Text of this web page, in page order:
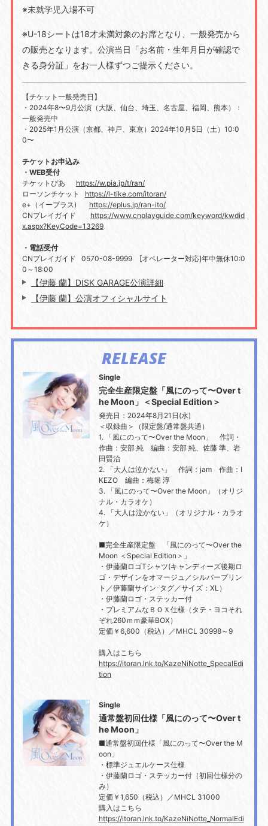
※未就学児入場不可
※U-18シートは18才未満対象のお席となり、一般発売から
の販売となります。公演当日「お名前・生年月日が確認で
きる身分証」をお一人様ずつご提示ください。
【チケット一般発売日】
・ 2024年8〜9月公演（大阪、仙台、埼玉、名古屋、福岡、熊本）：
一般発売中
・ 2025年1 月公演（京都、神戸、東京） 2024年10 月 5日（土） 10:0
0〜
チケットお申込み
・ WEB受付
チケットぴあ
https://w.pia.jp/t/ran/
ローソンチケット
https://l-tike.com/itoran/
e+（イープラス)
https://eplus.jp/ran-ito/
CNプレイガイド https://www.cnplayguide.com/keyword/kwdid
x.aspx?KeyCode=13269
・電話受付
CNプレイガイド
0570-08-9999 [オペレーター対応]年中無休10:0
0 ～18:00
【伊藤 蘭】DISK GARAGE公演詳細
【伊藤 蘭】公演オフィシャルサイト
RELEASE
Single
完全生産限定盤「風にのって〜Over t
he Moon」＜Special Edition＞
発売日：2024年8月21日(水)
＜収録曲＞（限定盤/通常盤共通）
1. 「風にのって〜Over the Moon」 作詞・
作曲：安部 純 編曲：安部 純、佐藤 準、岩
田賢治
2. 「大人は泣かない」 作詞：jam 作曲：I
KEZO 編曲：梅堀 淳
3. 「風にのって〜Over the Moon」（オリジ
ナル・カラオケ）
4. 「大人は泣かない」（オリジナル・カラオ
ケ）
■完全生産限定盤 「風にのって〜Over the
Moon ＜Special Edition＞」
・伊藤蘭ロゴTシャツ(キャンディーズ後期ロ
ゴ・デザインをオマージュ／シルバープリン
ト／伊藤蘭サイン･タグ／サイズ：XL）
・伊藤蘭ロゴ・ステッカー付
・プレミアムなＢＯＸ仕様（タテ・ヨコそれ
ぞれ260ｍｍ豪華BOX）
定価￥6,600（税込）／MHCL 30998～9
購入はこちら
https://itoran.lnk.to/KazeNiNotte_SpecalEdi
tion
Single
通常盤初回仕様「風にのって〜Over t
he Moon」
■通常盤初回仕様「風にのって〜Over the M
oon」
・標準ジュエルケース仕様
・伊藤蘭ロゴ・ステッカー付（初回仕様分の
み）
定価￥1,650（税込）／MHCL 31000
購入はこちら
https://itoran.lnk.to/KazeNiNotte_NormalEdi